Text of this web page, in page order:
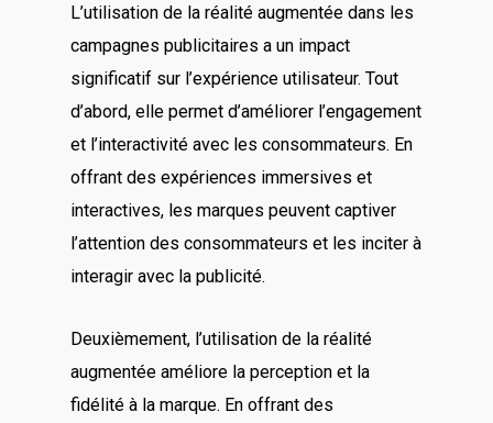
L’utilisation de la réalité augmentée dans les
campagnes publicitaires a un impact
significatif sur l’expérience utilisateur. Tout
d’abord, elle permet d’améliorer l’engagement
et l’interactivité avec les consommateurs. En
offrant des expériences immersives et
interactives, les marques peuvent captiver
l’attention des consommateurs et les inciter à
interagir avec la publicité.
Deuxièmement, l’utilisation de la réalité
augmentée améliore la perception et la
fidélité à la marque. En offrant des